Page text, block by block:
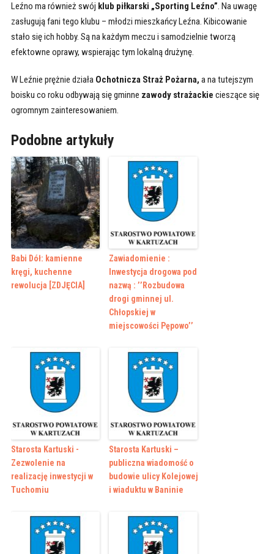
Leźno ma również swój klub piłkarski „Sporting Leźno”. Na uwagę
zasługują fani tego klubu – młodzi mieszkańcy Leźna. Kibicowanie
stało się ich hobby. Są na każdym meczu i samodzielnie tworzą
efektowne oprawy, wspierając tym lokalną drużynę.
W Leźnie prężnie działa Ochotnicza Straż Pożarna, a na tutejszym
boisku co roku odbywają się gminne zawody strażackie cieszące się
ogromnym zainteresowaniem.
Podobne artykuły
Babi Dół: kamienne
kręgi, kuchenne
rewolucja [ZDJĘCIA]
Zawiadomienie :
Inwestycja drogowa pod
nazwą : ’’Rozbudowa
drogi gminnej ul.
Chłopskiej w
miejscowości Pępowo’’
Starosta Kartuski -
Zezwolenie na
realizację inwestycji w
Tuchomiu
Starosta Kartuski –
publiczna wiadomość o
budowie ulicy Kolejowej
i wiaduktu w Baninie